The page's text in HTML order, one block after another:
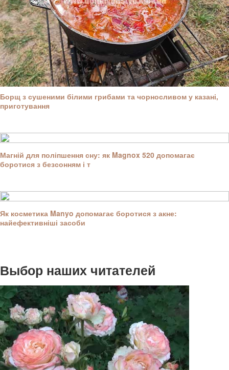
Борщ з сушеними білими грибами та чорносливом у казані,
приготування
Магній для поліпшення сну: як Magnox 520 допомагає
боротися з безсонням і т
Як косметика Manyo допомагає боротися з акне:
найефективніші засоби
Выбор наших читателей